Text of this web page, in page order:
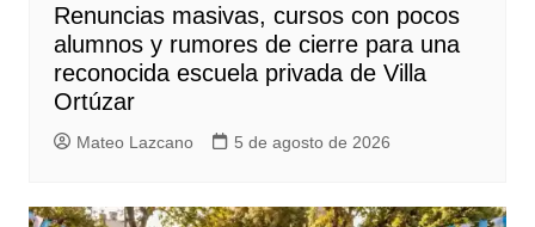
Renuncias masivas, cursos con pocos
alumnos y rumores de cierre para una
reconocida escuela privada de Villa
Ortúzar
Mateo Lazcano 5 de agosto de 2026